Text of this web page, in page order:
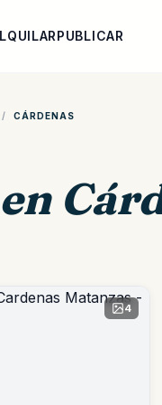
PUBLICAR
/ CÁRDENAS
4